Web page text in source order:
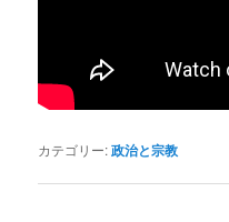
カテゴリー:政治と宗教